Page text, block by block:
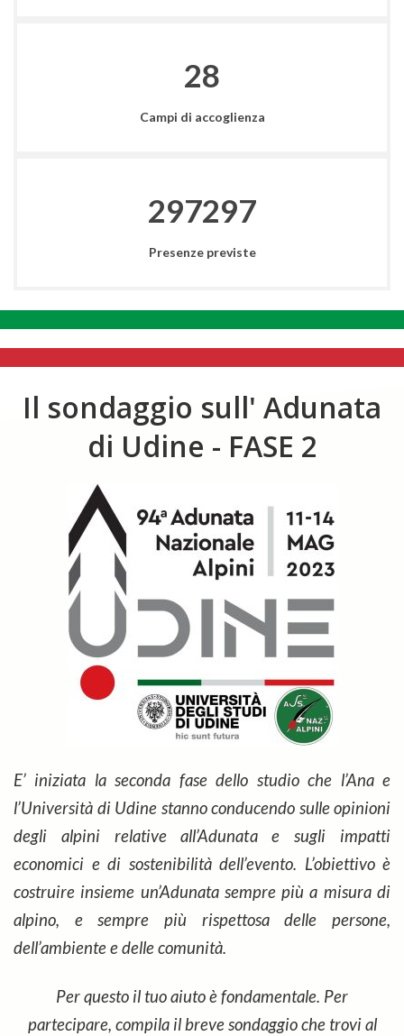
28
Campi di accoglienza
475676
Presenze previste
Il sondaggio sull' Adunata
di Udine - FASE 2
E’ iniziata la seconda fase dello studio che l’Ana e
l’Università di Udine stanno conducendo sulle opinioni
degli alpini relative all’Adunata e sugli impatti
economici e di sostenibilità dell’evento. L’obiettivo è
costruire insieme un’Adunata sempre più a misura di
alpino, e sempre più rispettosa delle persone,
dell’ambiente e delle comunità.
Per questo il tuo aiuto è fondamentale. Per
partecipare, compila il breve sondaggio che trovi al